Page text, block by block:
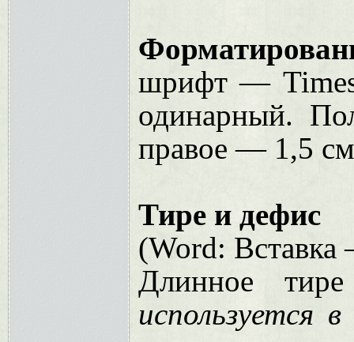
шрифт —
одинарный.
правое — 1,5 см
Тире и дефис
(Word:
Длинное
используется